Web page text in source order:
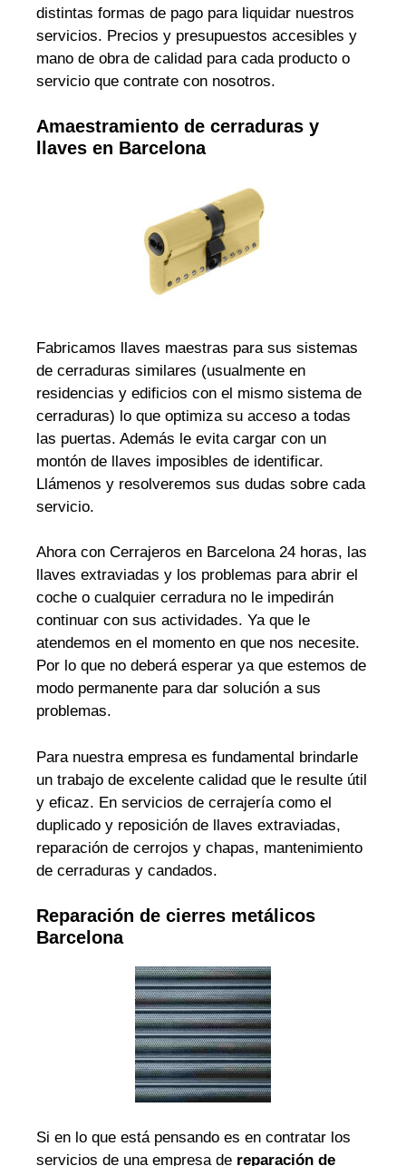
distintas formas de pago para liquidar nuestros
servicios. Precios y presupuestos accesibles y
mano de obra de calidad para cada producto o
servicio que contrate con nosotros.
Amaestramiento de cerraduras y
llaves en Barcelona
Fabricamos llaves maestras para sus sistemas
de cerraduras similares (usualmente en
residencias y edificios con el mismo sistema de
cerraduras) lo que optimiza su acceso a todas
las puertas. Además le evita cargar con un
montón de llaves imposibles de identificar.
Llámenos y resolveremos sus dudas sobre cada
servicio.
Ahora con Cerrajeros en Barcelona 24 horas, las
llaves extraviadas y los problemas para abrir el
coche o cualquier cerradura no le impedirán
continuar con sus actividades. Ya que le
atendemos en el momento en que nos necesite.
Por lo que no deberá esperar ya que estemos de
modo permanente para dar solución a sus
problemas.
Para nuestra empresa es fundamental brindarle
un trabajo de excelente calidad que le resulte útil
y eficaz. En servicios de cerrajería como el
duplicado y reposición de llaves extraviadas,
reparación de cerrojos y chapas, mantenimiento
de cerraduras y candados.
Reparación de cierres metálicos
Barcelona
Si en lo que está pensando es en contratar los
servicios de una empresa de reparación de